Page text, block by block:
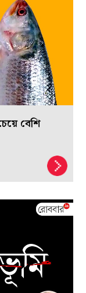
বেশি